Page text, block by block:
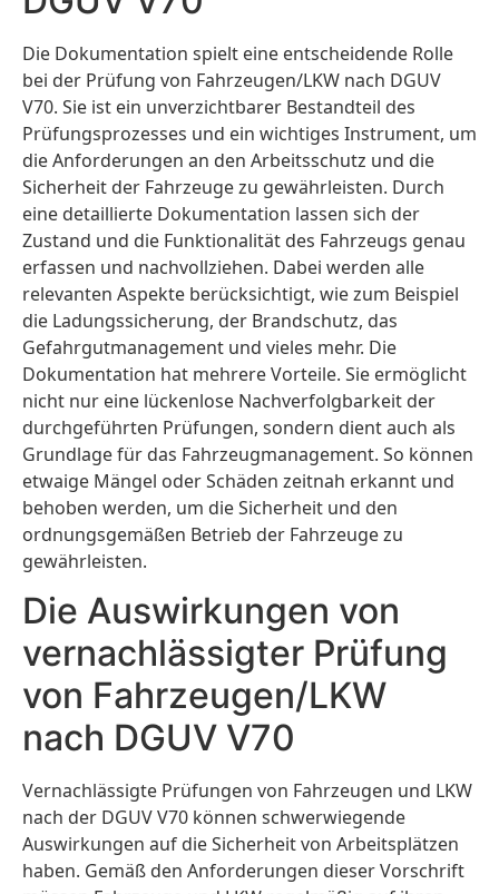
Die Dokumentation spielt eine entscheidende Rolle
bei der Prüfung von Fahrzeugen/LKW nach DGUV
V70. Sie ist ein unverzichtbarer Bestandteil des
Prüfungsprozesses und ein wichtiges Instrument, um
die Anforderungen an den Arbeitsschutz und die
Sicherheit der Fahrzeuge zu gewährleisten. Durch
eine detaillierte Dokumentation lassen sich der
Zustand und die Funktionalität des Fahrzeugs genau
erfassen und nachvollziehen. Dabei werden alle
relevanten Aspekte berücksichtigt, wie zum Beispiel
die Ladungssicherung, der Brandschutz, das
Gefahrgutmanagement und vieles mehr. Die
Dokumentation hat mehrere Vorteile. Sie ermöglicht
nicht nur eine lückenlose Nachverfolgbarkeit der
durchgeführten Prüfungen, sondern dient auch als
Grundlage für das Fahrzeugmanagement. So können
etwaige Mängel oder Schäden zeitnah erkannt und
behoben werden, um die Sicherheit und den
ordnungsgemäßen Betrieb der Fahrzeuge zu
gewährleisten.
Die Auswirkungen von
vernachlässigter Prüfung
von Fahrzeugen/LKW
nach DGUV V70
Vernachlässigte Prüfungen von Fahrzeugen und LKW
nach der DGUV V70 können schwerwiegende
Auswirkungen auf die Sicherheit von Arbeitsplätzen
haben. Gemäß den Anforderungen dieser Vorschrift